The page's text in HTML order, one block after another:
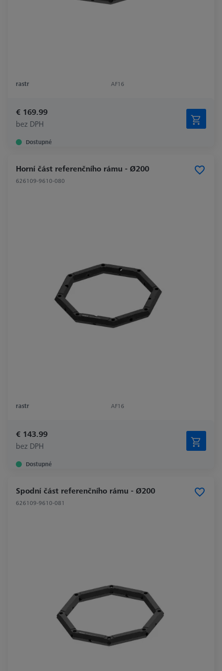
rastr AF16
€ 169.99
bez DPH
Dostupné
Horní část referenčního rámu - Ø200
626109-9610-080
rastr AF16
€ 143.99
bez DPH
Dostupné
Spodní část referenčního rámu - Ø200
626109-9610-081